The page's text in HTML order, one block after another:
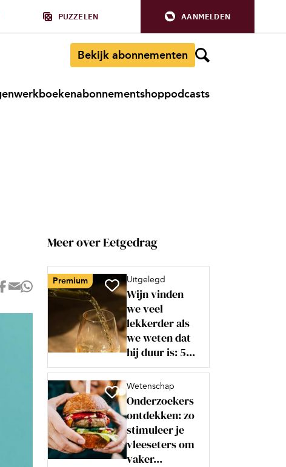
PUZZELEN AANMELDEN
Bekijk abonnementen
werkboekenabonnementshoppodcasts
Meer over Eetgedrag
Premium Uitgelegd
Wijn vinden
we veel
lekkerder als
we weten dat
hij duur is: 5...
Wetenschap
Onderzoekers
ontdekken: zo
stimuleer je
vleeseters om
vaker...